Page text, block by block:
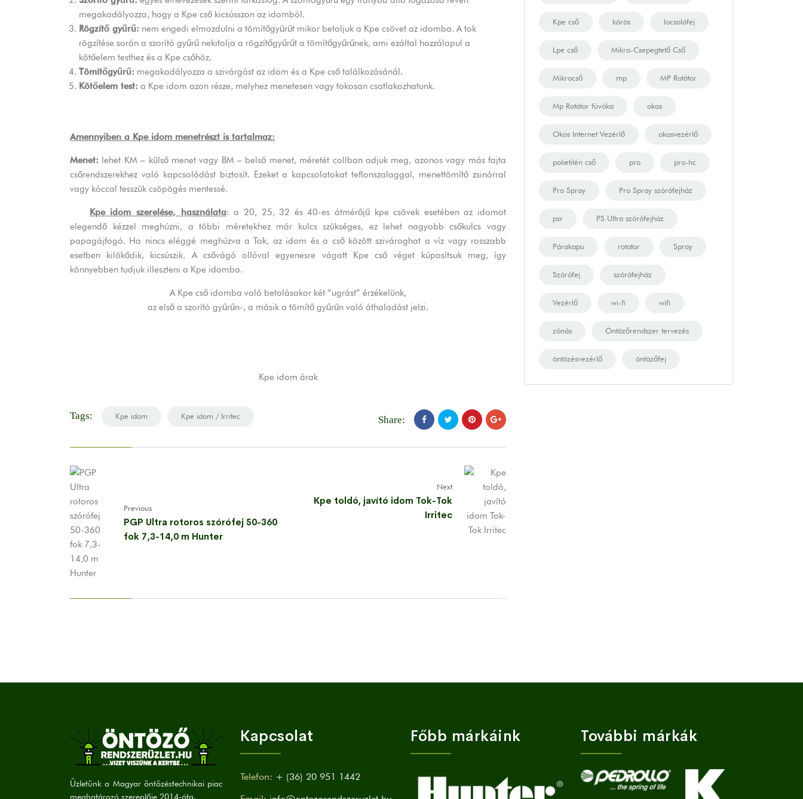
megakadályozza, hogy a Kpe cső kicsússzon az idomból.
Rögzítő gyűrű: nem engedi elmozdulni a tömítőgyűrűt mikor betoljuk a Kpe csövet az idomba. A tok
rögzítése során a szorító gyűrű nekitolja a rögzítőgyűrűt a tömítőgyűrűnek, ami ezáltal hozzálapul a
kötőelem testhez és a Kpe csőhöz.
Tömítőgyűrű: megakadályozza a szivárgást az idom és a Kpe cső találkozásánál.
Kötőelem test: a Kpe idom azon része, melyhez menetesen vagy tokosan csatlakozhatunk.
Amennyiben a Kpe idom menetrészt is tartalmaz:
Menet: lehet KM – külső menet vagy BM – belső menet, méretét collban adjuk meg, azonos vagy más fajta
csőrendszerekhez való kapcsolódást biztosít. Ezeket a kapcsolatokat teflonszalaggal, menettömítő zsinórral
vagy kóccal tesszük csöpögés mentessé.
Kpe idom szerelése, használata: a 20, 25, 32 és 40-es átmérőjű kpe csövek esetében az idomot
elegendő kézzel meghúzni, a többi méretekhez már kulcs szükséges, ez lehet nagyobb csőkulcs vagy
papagájfogó. Ha nincs eléggé meghúzva a Tok, az idom és a cső között szivároghat a víz vagy rosszabb
esetben kilökődik, kicsúszik. A csővágó ollóval egyenesre vágott Kpe cső véget kúposítsuk meg, így
könnyebben tudjuk illeszteni a Kpe idomba.
A Kpe cső idomba való betolásakor két “ugrást” érzékelünk,
az első a szorító gyűrűn-, a másik a tömítő gyűrűn való áthaladást jelzi.
Kpe idom árak
Tags: Kpe idom Kpe idom / Irritec Share:
Previous
PGP Ultra rotoros szórófej 50-360
fok 7,3-14,0 m Hunter
Next
Kpe toldó, javító idom Tok-Tok
Irritec
Kpe cső körös locsolófej
Lpe cső Mikro-Csepegtető Cső
Mikrocső mp MP Rotátor
Mp Rotátor fúvóka okos
Okos Internet Vezérlő okosvezérlő
polietilén cső pro pro-hc
Pro Spray Pro Spray szórófejház
psr PS Ultra szórófejház
Párakapu rotator Spray
Szórófej szórófejház
Vezérlő wi-fi wifi
zónás Öntözőrendszer tervezés
öntözésvezérlő öntözőfej
Üzletünk a Magyar öntözéstechnikai piac
meghatározó szereplője 2014-óta.
Kapcsolat
Telefon: + (36) 20 951 1442
Főbb márkáink További márkák